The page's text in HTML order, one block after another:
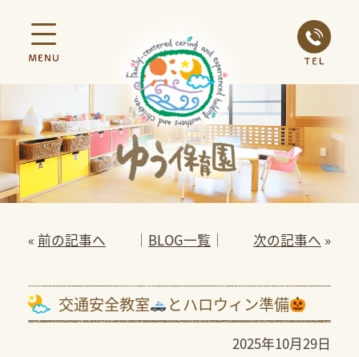
« 前の記事へ │ BLOG一覧 │ 次の記事へ »
交通安全教室 とハロウィン準備
2025年10月29日